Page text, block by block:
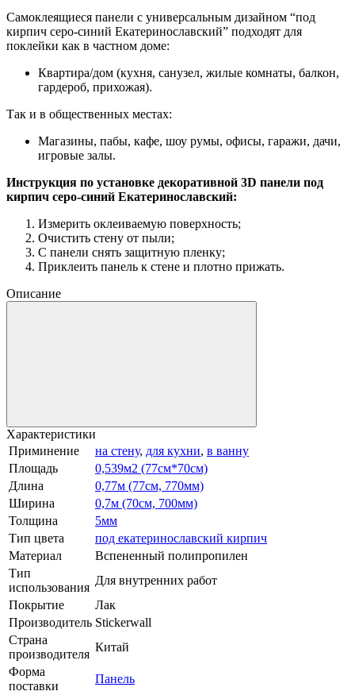
Самоклеящиеся панели с универсальным дизайном “под
кирпич серо-синий Екатеринославский” подходят для
поклейки как в частном доме:
Квартира/дом (кухня, санузел, жилые комнаты, балкон,
гардероб, прихожая).
Так и в общественных местах:
Магазины, пабы, кафе, шоу румы, офисы, гаражи, дачи,
игровые залы.
Инструкция по установке декоративной 3D панели под
кирпич серо-синий Екатеринославский:
Измерить оклеиваемую поверхность;
Очистить стену от пыли;
С панели снять защитную пленку;
Приклеить панель к стене и плотно прижать.
Описание
Характеристики
Приминение
на стену, для кухни, в ванну
Площадь
0,539м2 (77см*70см)
Длина
0,77м (77см, 770мм)
Ширина
0,7м (70см, 700мм)
Толщина
5мм
Тип цвета
под екатеринославский кирпич
Материал
Вспененный полипропилен
Тип
использования
Для внутренних работ
Покрытие
Лак
Производитель Stickerwall
Страна
производителя
Китай
Форма
поставки
Панель